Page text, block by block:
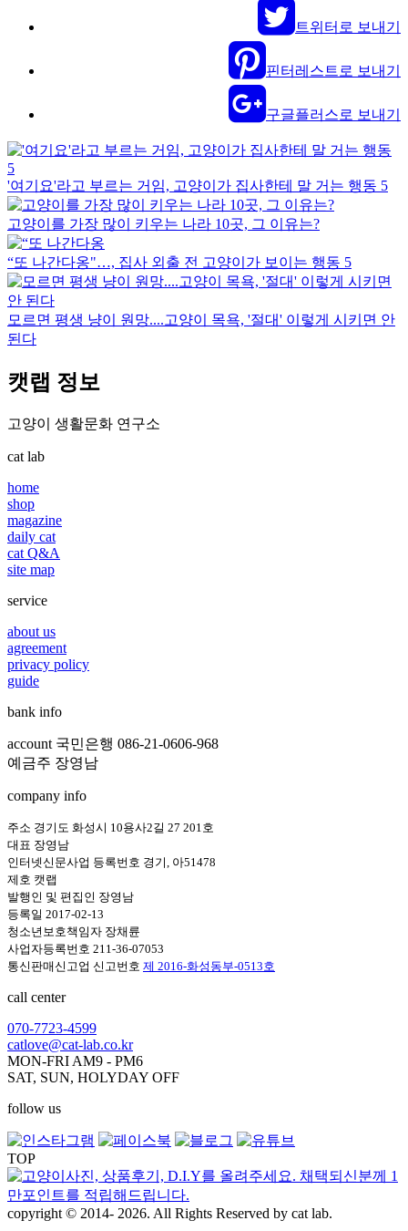
트위터로 보내기
핀터레스트로 보내기
구글플러스로 보내기
'여기요'라고 부르는 거임, 고양이가 집사한테 말 거는 행동 5
고양이를 가장 많이 키우는 나라 10곳, 그 이유는?
“또 나간다옹"…, 집사 외출 전 고양이가 보이는 행동 5
모르면 평생 냥이 원망....고양이 목욕, '절대' 이렇게 시키면 안
된다
캣랩 정보
고양이 생활문화 연구소
cat lab
home
shop
magazine
daily cat
cat Q&A
site map
service
about us
agreement
privacy policy
guide
bank info
account 국민은행 086-21-0606-968
예금주 장영남
company info
주소 경기도 화성시 10용사2길 27 201호
대표 장영남
인터넷신문사업 등록번호 경기, 아51478
제호 캣랩
발행인 및 편집인 장영남
등록일 2017-02-13
청소년보호책임자 장채륜
사업자등록번호 211-36-07053
통신판매신고업 신고번호 제 2016-화성동부-0513호
call center
070-7723-4599
catlove@cat-lab.co.kr
MON-FRI AM9 - PM6
SAT, SUN, HOLYDAY OFF
follow us
TOP
copyright © 2014- 2026. All Rights Reserved by cat lab.